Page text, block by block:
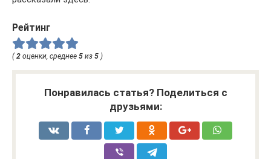
Рейтинг
(2 оценки, среднее 5 из 5 )
Понравилась статья? Поделиться с
друзьями: